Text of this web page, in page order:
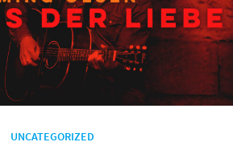
UNCATEGORIZED